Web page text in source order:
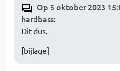
Op 5 oktober 2023
hardbass:
Dit dus.
[bijlage]